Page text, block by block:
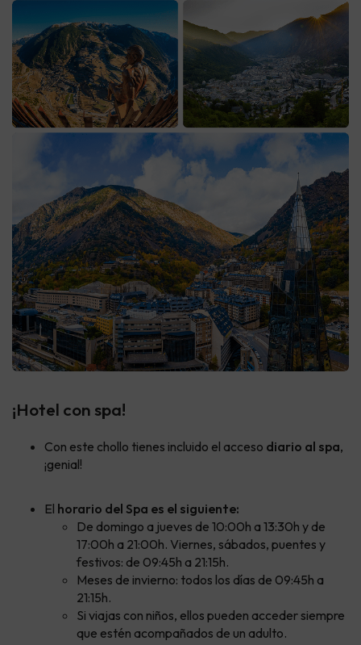
¡Hotel con spa!
Con este chollo tienes incluido el acceso diario al spa,
¡genial!
El horario del Spa es el siguiente:
De domingo a jueves de 10:00h a 13:30h y de
17:00h a 21:00h. Viernes, sábados, puentes y
festivos: de 09:45h a 21:15h.
Meses de invierno: todos los días de 09:45h a
21:15h.
Si viajas con niños, ellos pueden acceder siempre
que estén acompañados de un adulto.